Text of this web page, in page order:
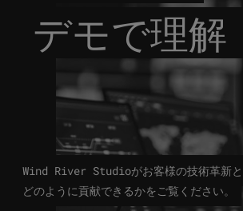
デモで理解
Wind River Studioがお客様の技術革新と
どのように貢献できるかをご覧ください。